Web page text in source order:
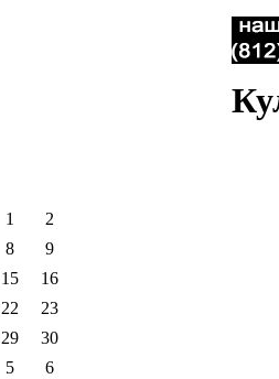
1
2
8
9
15
16
22
23
29
30
5
6